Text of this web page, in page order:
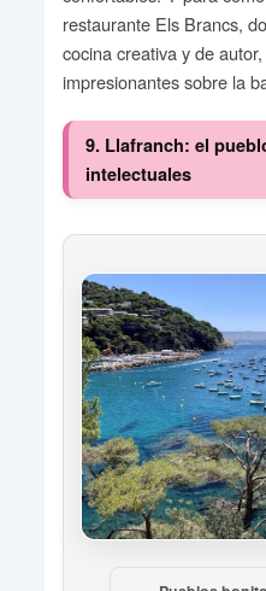
restaurante Els Brancs,
cocina creativa y de
impresionantes sobre la
9. Llafranch: el
intelectuales